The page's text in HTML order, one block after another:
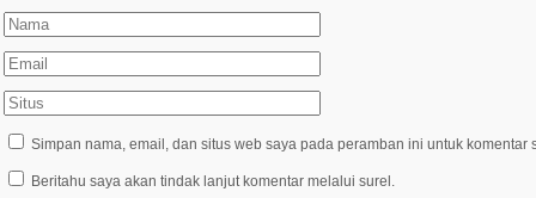
Simpan nama, email, dan situs web saya pada peramban ini untuk komentar
Beritahu saya akan tindak lanjut komentar melalui surel.